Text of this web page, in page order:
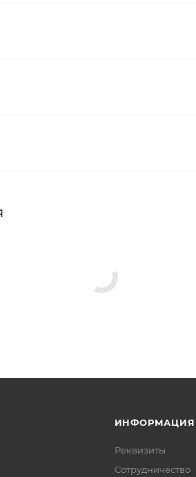
ИНФОРМАЦИЯ
Реквизиты
Сотрудничество